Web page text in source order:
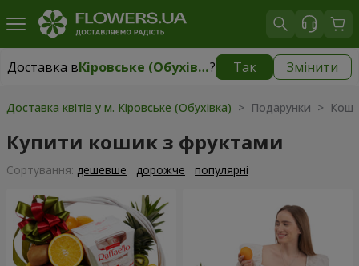
Доставка в Кіровське (Обухівка)? Так Змінити
Доставка вКіровське (Обухівка)| безкоштовно
Доставка квітів у м. Кіровське (Обухівка) > Подарунки >
Купити кошик з фруктами
Сортування: дешевше дорожче популярні